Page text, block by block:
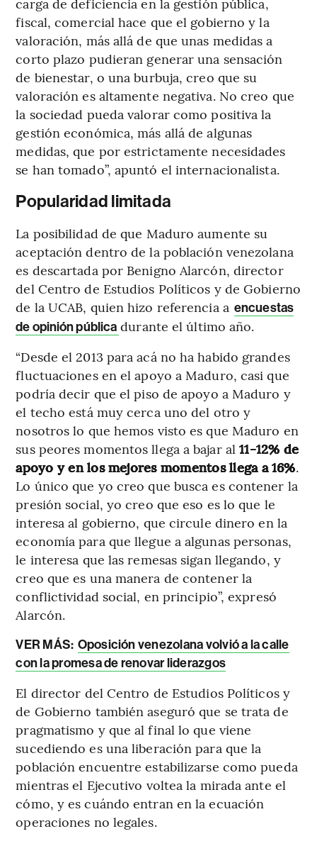
fiscal, comercial hace que el gobierno y la
valoración, más allá de que unas medidas a
corto plazo pudieran generar una sensación
de bienestar, o una burbuja, creo que su
valoración es altamente negativa. No creo que
la sociedad pueda valorar como positiva la
gestión económica, más allá de algunas
medidas, que por estrictamente necesidades
se han tomado”, apuntó el internacionalista.
Popularidad limitada
La posibilidad de que Maduro aumente su
aceptación dentro de la población venezolana
es descartada por Benigno Alarcón, director
del Centro de Estudios Políticos y de Gobierno
de la UCAB, quien hizo referencia a encuestas
de opinión pública durante el último año.
“Desde el 2013 para acá no ha habido grandes
fluctuaciones en el apoyo a Maduro, casi que
podría decir que el piso de apoyo a Maduro y
el techo está muy cerca uno del otro y
nosotros lo que hemos visto es que Maduro en
sus peores momentos llega a bajar al11-12% de
apoyo y en los mejores momentos llega a 16%.
Lo único que yo creo que busca es contener la
presión social, yo creo que eso es lo que le
interesa al gobierno, que circule dinero en la
economía para que llegue a algunas personas,
le interesa que las remesas sigan llegando, y
creo que es una manera de contener la
conflictividad social, en principio”, expresó
Alarcón.
VER MÁS: Oposición venezolana volvió a la calle
con la promesa de renovar liderazgos
El director del Centro de Estudios Políticos y
de Gobierno también aseguró que se trata de
pragmatismo y que al final lo que viene
sucediendo es una liberación para que la
población encuentre estabilizarse como pueda
mientras el Ejecutivo voltea la mirada ante el
cómo, y es cuándo entran en la ecuación
operaciones no legales.